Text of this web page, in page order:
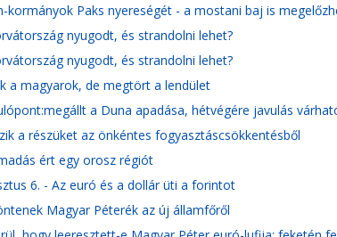
kormányok Paks nyereségét - a mostani baj is
nyugodt, és strandolni lehet?
nyugodt, és strandolni lehet?
a magyarok, de megtört a lendület
a Duna apadása, hétvégére javulás
a részüket az önkéntes fogyasztáscsökkentésből
ért egy orosz régiót
6. - Az euró és a dollár üti a forintot
Magyar Péterék az új államfőről